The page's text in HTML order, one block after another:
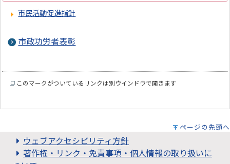
市民活動促進指針
市政功労者表彰
このマークがついているリンクは別ウインドウで開きます
ページの先頭へ
ウェブアクセシビリティ方針
著作権・リンク・免責事項・個人情報の取り扱いに